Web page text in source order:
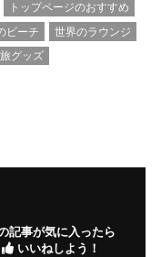
トップページのおすすめ
ビーチ
世界のラウンジ
旅グッズ
記事が気に入ったら
いいねしよう！